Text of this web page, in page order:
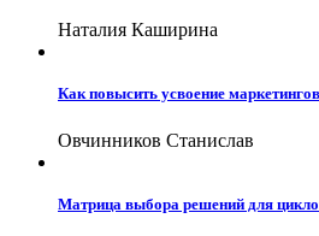
Наталия Каширина
Как повысить усвоение
Овчинников Станислав
Матрица выбора решений для